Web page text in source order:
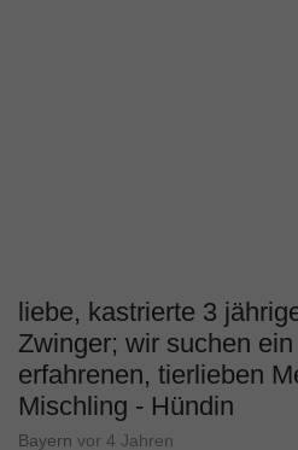
liebe, kastrierte 3
Zwinger; wir suchen
erfahrenen, tierlieben
Mischling - Hündin
Bayern vor 4 Jahren